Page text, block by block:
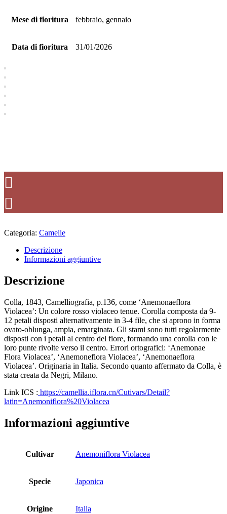
Mese di fioritura febbraio, gennaio
Data di fioritura 31/01/2026
Categoria: Camelie
Descrizione
Informazioni aggiuntive
Descrizione
Colla, 1843, Camelliografia, p.136, come ‘Anemonaeflora
Violacea’: Un colore rosso violaceo tenue. Corolla composta da 9-
12 petali disposti alternativamente in 3-4 file, che si aprono in forma
ovato-oblunga, ampia, emarginata. Gli stami sono tutti regolarmente
disposti con i petali al centro del fiore, formando una corolla con le
loro punte rivolte verso il centro. Errori ortografici: ‘Anemonae
Flora Violacea’, ‘Anemoneflora Violacea’, ‘Anemonaeflora
Violacea’. Originaria in Italia. Secondo quanto affermato da Colla, è
stata creata da Negri, Milano.
Link ICS : https://camellia.iflora.cn/Cutivars/Detail?
latin=Anemoniflora%20Violacea
Informazioni aggiuntive
Cultivar Anemoniflora Violacea
Specie Japonica
Origine Italia